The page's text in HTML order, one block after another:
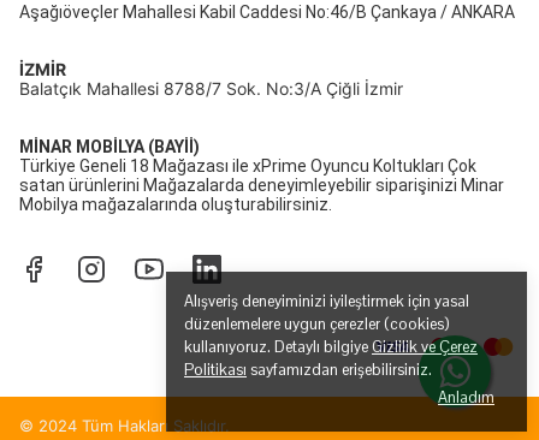
Alışveriş deneyiminizi iyileştirmek için yasal
düzenlemelere uygun çerezler (cookies)
kullanıyoruz. Detaylı bilgiye Gizlilik ve Çerez
Politikası sayfamızdan erişebilirsiniz.
Anladım
Aşağıöveçler Mahallesi Kabil Caddesi No:46/B Çankaya / ANKARA
İZMİR
Balatçık Mahallesi 8788/7 Sok. No:3/A Çiğli İzmir
MİNAR MOBİLYA (BAYİİ)
Türkiye Geneli 18 Mağazası ile xPrime Oyuncu Koltukları Çok
satan ürünlerini Mağazalarda deneyimleyebilir siparişinizi Minar
Mobilya mağazalarında oluşturabilirsiniz.
© 2024 Tüm Hakları Saklıdır.